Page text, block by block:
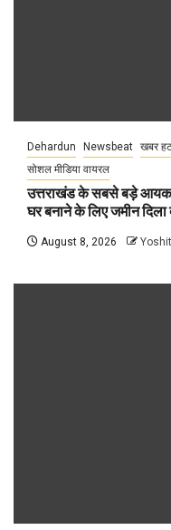
Dehardun Newsbeat खबर
सोशल मीडिया वायरल
उत्तराखंड के सबसे बड़े आयकर
घर बनाने के लिए जमीन दिला
August 8, 2026